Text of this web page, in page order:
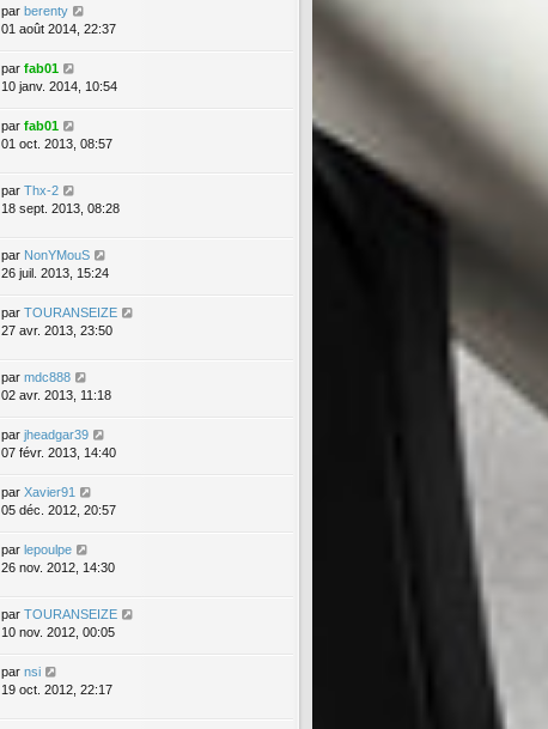
par berenty
01 août 2014, 22:37
par fab01
10 janv. 2014, 10:54
par fab01
01 oct. 2013, 08:57
par Thx-2
18 sept. 2013, 08:28
par NonYMouS
26 juil. 2013, 15:24
par TOURANSEIZE
27 avr. 2013, 23:50
par mdc888
02 avr. 2013, 11:18
par jheadgar39
07 févr. 2013, 14:40
par Xavier91
05 déc. 2012, 20:57
par lepoulpe
26 nov. 2012, 14:30
par TOURANSEIZE
10 nov. 2012, 00:05
par nsi
19 oct. 2012, 22:17